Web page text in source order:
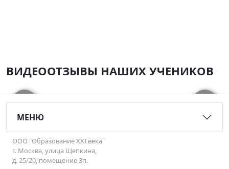
ВИДЕООТЗЫВЫ НАШИХ УЧЕНИКОВ
‹ ›
МЕНЮ
ООО "Образование XXI века"
г. Москва, улица Щепкина,
д. 25/20, помещение 3п.